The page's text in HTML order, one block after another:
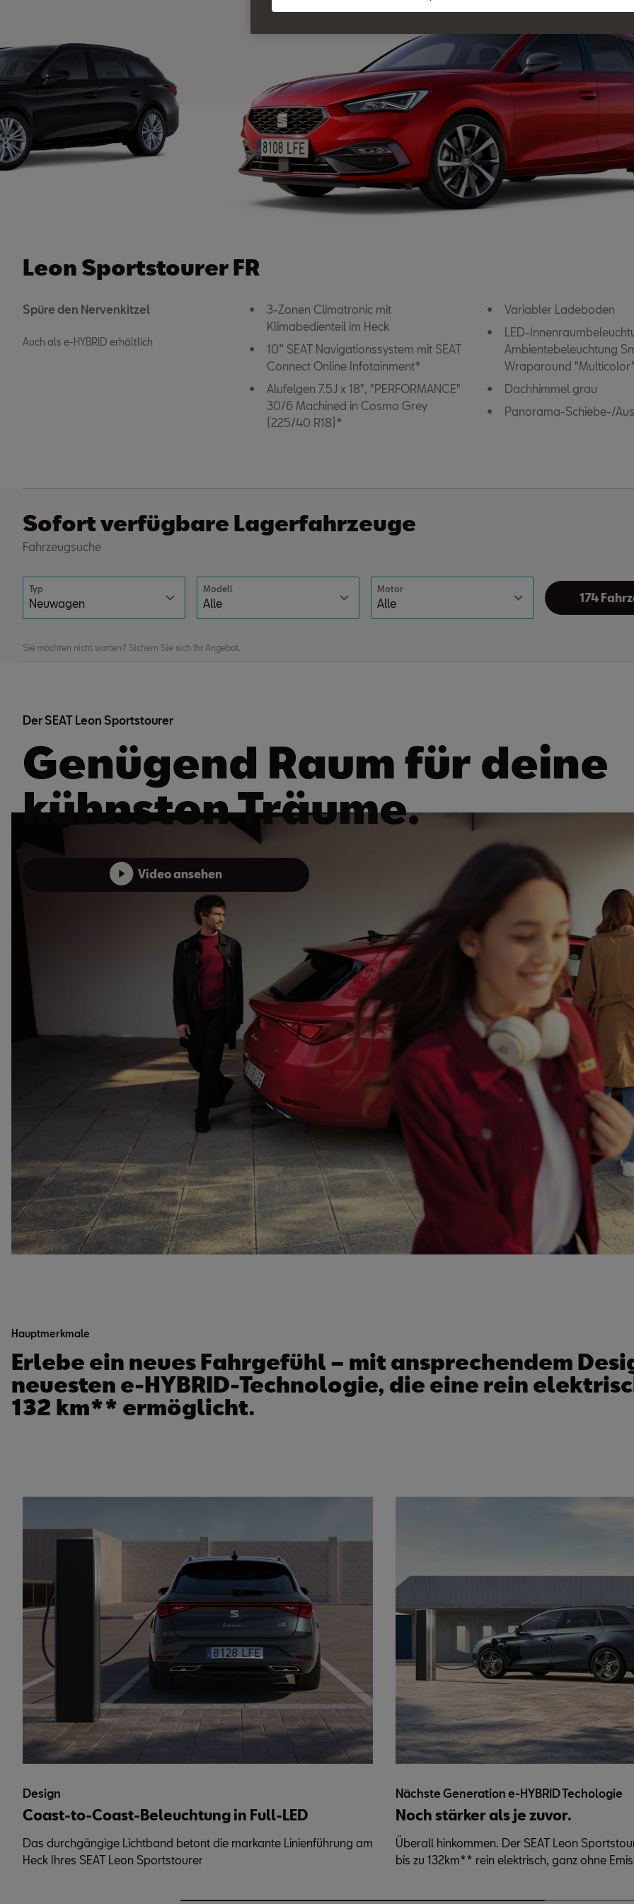
Leon Sportstourer FR
Spüre den Nervenkitzel
Auch als e-HYBRID erhältlich
3-Zonen Climatronic mit
Klimabedienteil im Heck
10” SEAT Navigationssystem mit SEAT
Connect Online Infotainment*
Alufelgen 7.5J x 18", "PERFORMANCE"
30/6 Machined in Cosmo Grey
(225/40 R18)*
Variabler Ladeboden
LED-
Ambientebeleuchtung
Wraparound
Dachhimmel grau
Panorama-Schiebe-/
Sofort verfügbare Lagerfahrzeuge
Fahrzeugsuche
Typ Modell Motor
174
Sie möchten nicht warten? Sichern Sie sich Ihr Angebot.
Der SEAT Leon Sportstourer
Genügend Raum für deine
kühnsten Träume.
Video ansehen
Hauptmerkmale
Erlebe ein neues Fahrgefühl – mit ansprechendem
neuesten e-HYBRID-Technologie, die eine rein
132 km** ermöglicht.
Design
Coast-to-Coast-Beleuchtung in Full-LED
Das durchgängige Lichtband betont die markante Linienführung am
Heck Ihres SEAT Leon Sportstourer
Nächste Generation e-HYBRID Techologie
Noch stärker als je zuvor.
Überall hinkommen. Der SEAT Leon
bis zu 132km** rein elektrisch, ganz ohne